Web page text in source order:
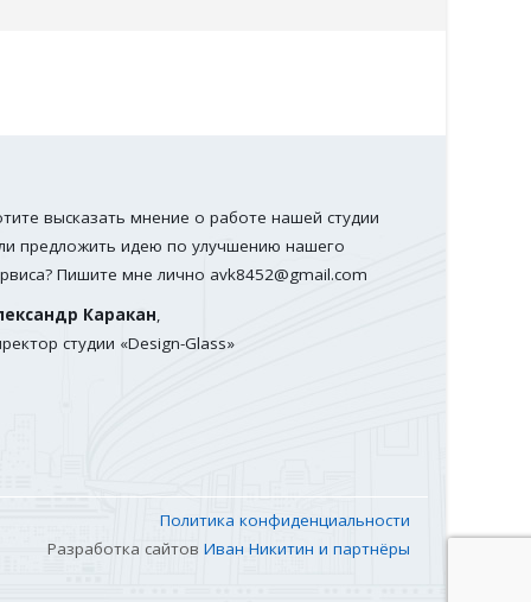
высказать мнение о работе нашей студии
предложить идею по улучшению нашего
Пишите мне лично avk8452@gmail.com
Каракан,
студии «Design-Glass»
Политика конфиденциальности
Разработка сайтов Иван Никитин и партнёры